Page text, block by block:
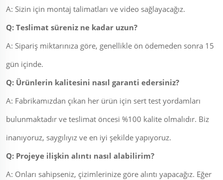
A: Sizin için montaj talimatları ve video sağlayacağız.
Q: Teslimat süreniz ne kadar uzun?
A: Sipariş miktarınıza göre, genellikle ön ödemeden sonra 15
gün içinde.
Q: Ürünlerin kalitesini nasıl garanti edersiniz?
A: Fabrikamızdan çıkan her ürün için sert test yordamları
bulunmaktadır ve teslimat öncesi %100 kalite olmalıdır. Biz
inanıyoruz, saygılıyız ve en iyi şekilde yapıyoruz.
Q: Projeye ilişkin alıntı nasıl alabilirim?
A: Onları sahipseniz, çizimlerinize göre alıntı yapacağız. Eğer